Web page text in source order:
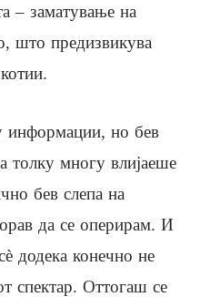
– заматување на
што предизвикува
информации, но бев
толку многу влијаеше
бев слепа на
да се оперирам. И
додека конечно не
спектар. Оттогаш се